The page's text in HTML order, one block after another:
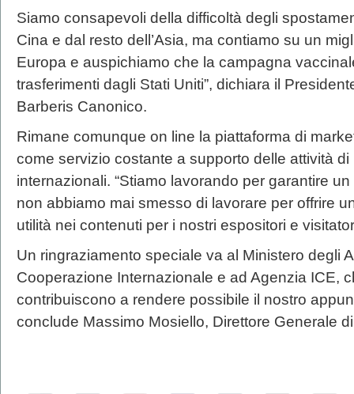
Siamo consapevoli della difficoltà degli
Cina e dal resto dell’Asia, ma contiamo su un
Europa e auspichiamo che la campagna
trasferimenti dagli Stati Uniti”, dichiara il
Barberis Canonico.
Rimane comunque on line la piattaforma di
come servizio costante a supporto delle attività
internazionali. “Stiamo lavorando per garantire
non abbiamo mai smesso di lavorare per offrire
utilità nei contenuti per i nostri espositori e
Un ringraziamento speciale va al Ministero degli
Cooperazione Internazionale e ad Agenzia ICE,
contribuiscono a rendere possibile il nostro
conclude Massimo Mosiello, Direttore Generale